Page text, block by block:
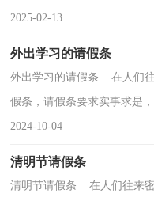
下面是小编帮大家整理的农
2025-02-13
外出学习的请假条
外出学习的请假条 在人们
假条，请假条要求实事求是
怎么去写请假条呢？以下是
2024-10-04
清明节请假条
清明节请假条 在人们往来